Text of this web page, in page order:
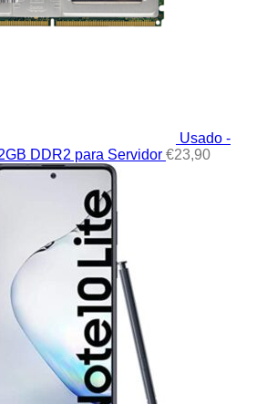
Usado -
DDR2 para Servidor €23,90